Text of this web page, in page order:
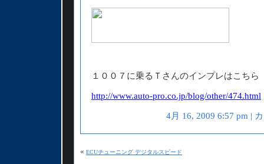
１００７に乗るＴさんのインプレはこちら
http://www.auto-pro.co.jp/blog/other/474.html
4月 16, 2009 6:57 pm |
« ECUチューニング デジタルスピード